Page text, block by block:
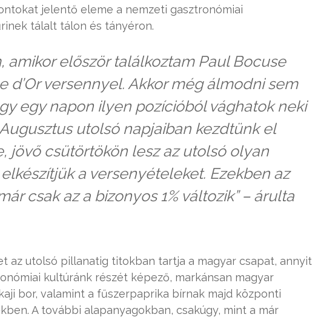
jelentő eleme a nemzeti gasztronómiai
tálalt tálon és tányéron.
amikor először találkoztam Paul Bocuse
d’Or versennyel. Akkor még álmodni sem
egy napon ilyen pozícióból vághatok neki
utolsó napjaiban kezdtünk el
jövő csütörtökön lesz az utolsó olyan
a versenyételeket. Ezekben az
csak az a bizonyos 1% változik” – árulta
az utolsó pillanatig titokban tartja a magyar csapat, annyit
kultúránk részét képező, markánsan magyar
bor, valamint a fűszerpaprika bírnak majd központi
A további alapanyagokban, csakúgy, mint a már